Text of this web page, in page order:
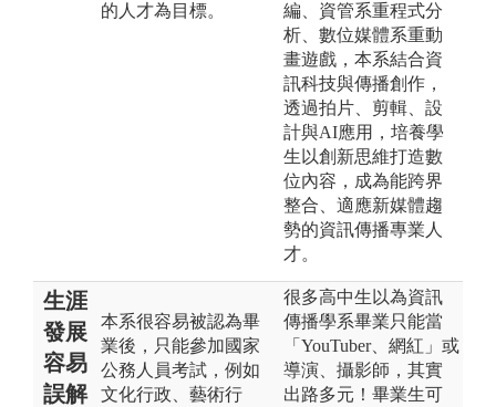
的人才為目標。
編、資管系重程式分
析、數位媒體系重動
畫遊戲，本系結合資
訊科技與傳播創作，
透過拍片、剪輯、設
計與AI應用，培養學
生以創新思維打造數
位內容，成為能跨界
整合、適應新媒體趨
勢的資訊傳播專業人
才。
生涯
發展
容易
誤解
本系很容易被認為畢
業後，只能參加國家
公務人員考試，例如
文化行政、藝術行
很多高中生以為資訊
傳播學系畢業只能當
「YouTuber、網紅」或
導演、攝影師，其實
出路多元！畢業生可